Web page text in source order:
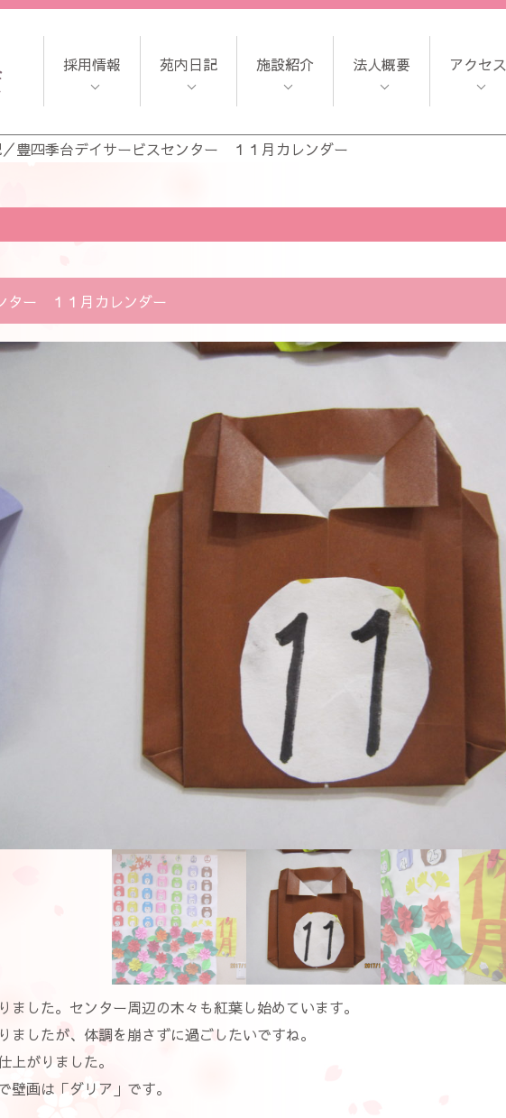
採用情報 苑内日記 施設紹介 法人概要 アクセス
／豊四季台デイサービスセンター １１月カレンダー
ター １１月カレンダー
ました。センター周辺の木々も紅葉し始めています。
ましたが、体調を崩さずに過ごしたいですね。
上がりました。
壁画は「ダリア」です。